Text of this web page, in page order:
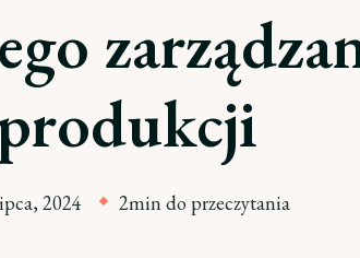
2024 2min do przeczytania